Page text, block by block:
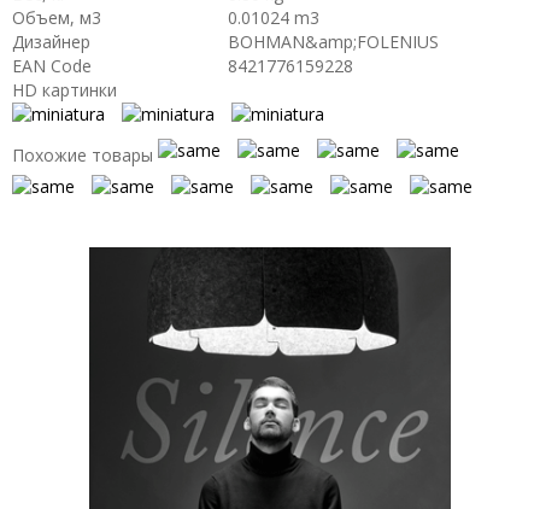
Объем, м3
0.01024 m3
Дизайнер
BOHMAN&amp;FOLENIUS
EAN Code
8421776159228
HD картинки
Похожие товары